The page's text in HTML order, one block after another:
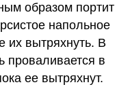
образом портит
напольное
их вытряхнуть. В
проваливается в
ее вытряхнут.